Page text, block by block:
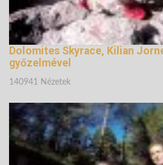
Dolomites Skyrace, Kilian
győzelmével
140941 Nézetek